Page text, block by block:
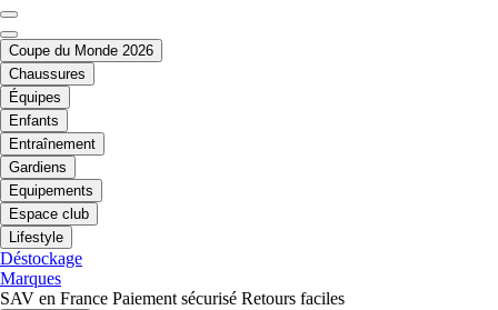
Coupe du Monde 2026
Chaussures
Équipes
Enfants
Entraînement
Gardiens
Equipements
Espace club
Lifestyle
Déstockage
Marques
SAV en France Paiement sécurisé Retours faciles